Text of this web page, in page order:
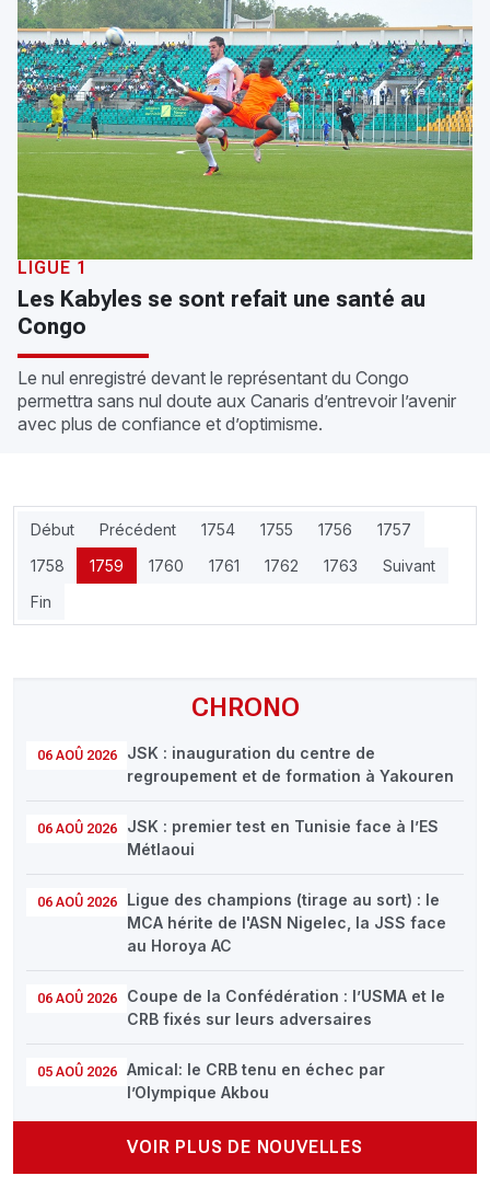
CHRONO
06 AOÛ 2026
JSK : inauguration du centre de
regroupement et de formation à Yakouren
06 AOÛ 2026
JSK : premier test en Tunisie face à l’ES
Métlaoui
06 AOÛ 2026
Ligue des champions (tirage au sort) : le
MCA hérite de l'ASN Nigelec, la JSS face
au Horoya AC
06 AOÛ 2026
Coupe de la Confédération : l’USMA et le
CRB fixés sur leurs adversaires
05 AOÛ 2026
Amical: le CRB tenu en échec par
l’Olympique Akbou
VOIR PLUS DE NOUVELLES
LIGUE 1
Les Kabyles se sont refait une santé au
Congo
Le nul enregistré devant le représentant du Congo
permettra sans nul doute aux Canaris d’entrevoir l’avenir
avec plus de confiance et d’optimisme.
Début Précédent 1754 1755 1756
1757
1758
1759 1760 1761 1762 1763
Suivant
Fin